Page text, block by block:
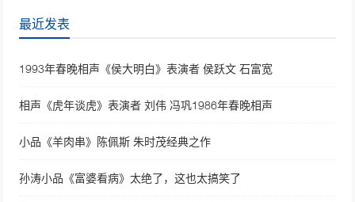
最近发表
1993年春晚相声《侯大明白》表演者 侯跃文 石富宽
相声《虎年谈虎》表演者 刘伟 冯巩1986年春晚相声
小品《羊肉串》陈佩斯 朱时茂经典之作
孙涛小品《富婆看病》太绝了，这也太搞笑了